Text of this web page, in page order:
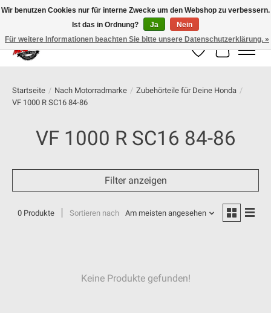
100% schweizer Onlineshop für Dein Motorrad
Wunschzettel
Ihr
Startseite / Nach Motorradmarke / Zubehörteile für Deine Honda /
VF 1000 R SC16 84-86
VF 1000 R SC16 84-86
Filter anzeigen
0 Produkte Sortieren nach Am meisten angesehen
Keine Produkte gefunden!
Wir benutzen Cookies nur für interne Zwecke um den Webshop zu verbessern.
Ist das in Ordnung?
Ja
Nein
Für weitere Informationen beachten Sie bitte unsere Datenschutzerklärung. »